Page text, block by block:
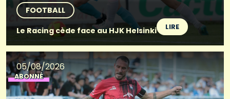
FOOTBALL
Le Racing cède face au HJK Helsinki
LIRE
05/08/2026
ABONNÉ